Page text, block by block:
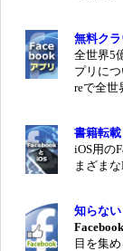
無料ク
全世界5
プリに
reで全世
書籍転
iOS用の
まざま
知らな
目を集